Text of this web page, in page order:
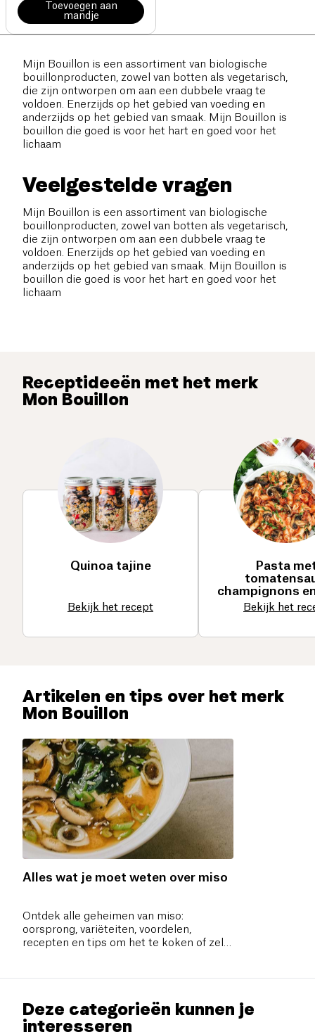
Toevoegen aan
mandje
Mijn Bouillon is een assortiment van biologische
bouillonproducten, zowel van botten als vegetarisch,
die zijn ontworpen om aan een dubbele vraag te
voldoen. Enerzijds op het gebied van voeding en
anderzijds op het gebied van smaak. Mijn Bouillon is
bouillon die goed is voor het hart en goed voor het
lichaam
Veelgestelde vragen
Mijn Bouillon is een assortiment van biologische
bouillonproducten, zowel van botten als vegetarisch,
die zijn ontworpen om aan een dubbele vraag te
voldoen. Enerzijds op het gebied van voeding en
anderzijds op het gebied van smaak. Mijn Bouillon is
bouillon die goed is voor het hart en goed voor het
lichaam
Receptideeën met het merk
Mon Bouillon
Quinoa tajine
Bekijk het recept
Pasta
champignons
Bekijk het
Artikelen en tips over het merk
Mon Bouillon
Alles wat je moet weten over miso
Ontdek alle geheimen van miso:
oorsprong, variëteiten, voordelen,
recepten en tips om het te koken of zelf
Deze categorieën kunnen je
interesseren